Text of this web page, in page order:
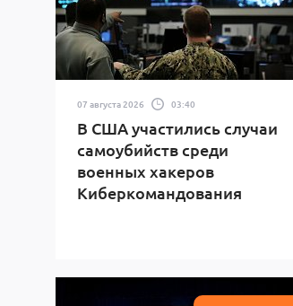
07 августа 2026 03:40
В США участились случаи
самоубийств среди
военных хакеров
Киберкомандования